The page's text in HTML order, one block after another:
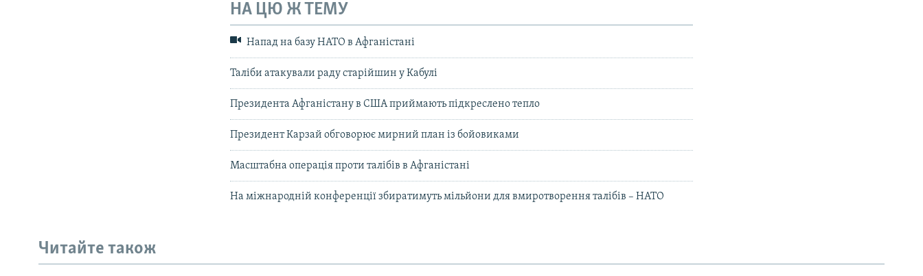
НА ЦЮ Ж ТЕМУ
Напад на базу НАТО в Афганістані
Таліби атакували раду старійшин у Кабулі
Президента Афганістану в США приймають підкреслено тепло
Президент Карзай обговорює мирний план із бойовиками
Масштабна операція проти талібів в Афганістані
На міжнародній конференції збиратимуть мільйони для вмиротворення талібів – НАТО
Читайте також